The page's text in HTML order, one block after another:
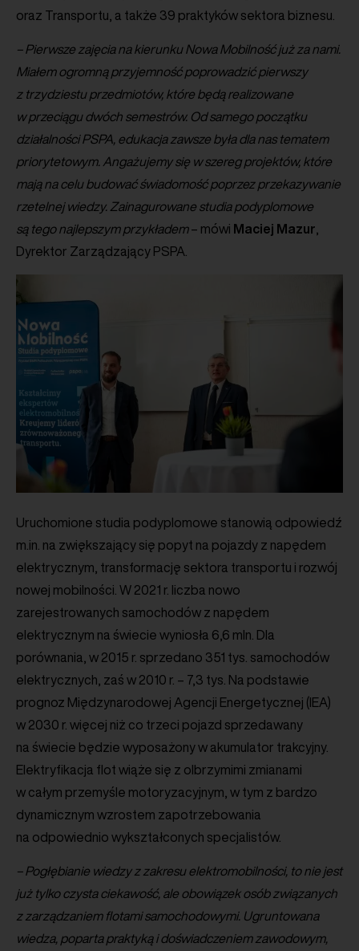
oraz Transportu, a także 39 praktyków sektora biznesu.
– Pierwsze zajęcia na kierunku Nowa Mobilność już za nami.
Miałem ogromną przyjemność poprowadzić pierwszy
z trzydziestu przedmiotów, które będą realizowane
w przeciągu dwóch semestrów. Od samego początku
działalności PSPA, edukacja zawsze była dla nas tematem
priorytetowym. Angażujemy się w szereg projektów, które
mają na celu budować świadomość poprzez przekazywanie
rzetelnej wiedzy. Zainagurowane studia podyplomowe
są tego najlepszym przykładem– mówi Maciej Mazur
Dyrektor Zarządzający PSPA.
Uruchomione studia podyplomowe stanowią odpowiedź
m.in. na zwiększający się popyt na pojazdy z napędem
elektrycznym, transformację sektora transportu i rozwój
nowej mobilności. W 2021 r. liczba nowo
zarejestrowanych samochodów z napędem
elektrycznym na świecie wyniosła 6,6 mln. Dla
porównania, w 2015 r. sprzedano 351 tys. samochodów
elektrycznych, zaś w 2010 r. – 7,3 tys. Na podstawie
prognoz Międzynarodowej Agencji Energetycznej (IEA)
w 2030 r. więcej niż co trzeci pojazd sprzedawany
na świecie będzie wyposażony w akumulator trakcyjny.
Elektryfikacja flot wiąże się z olbrzymimi zmianami
w całym przemyśle motoryzacyjnym, w tym z bardzo
dynamicznym wzrostem zapotrzebowania
na odpowiednio wykształconych specjalistów.
– Pogłębianie wiedzy z zakresu elektromobilności, to nie jest
już tylko czysta ciekawość, ale obowiązek osób związanych
z zarządzaniem flotami samochodowymi. Ugruntowana
wiedza, poparta praktyką i doświadczeniem zawodowym,